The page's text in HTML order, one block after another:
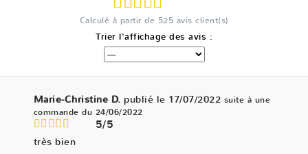
Calculé à partir de 525 avis client(s)
Trier l'affichage des avis :
Marie-Christine D.publié le 17/07/2022 suite à une
commande du 24/06/2022
5/5
très bien